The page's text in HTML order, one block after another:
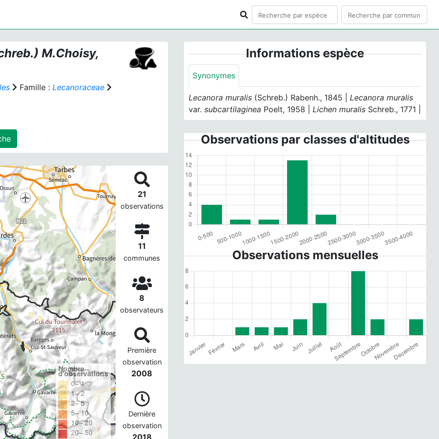
M.Choisy,
Famille : Lecanoraceae
sur cette fiche
Nombre
d'observations
0– 1
1– 2
2– 5
5– 10
10– 20
20– 50
21
observations
11
communes
8
observateurs
Première
observation
2008
Dernière
observation
2018
Informations espèce
Synonymes
Lecanora muralis (Schreb.) Rabenh., 1845 |Lecanora muralis
var. subcartilaginea Poelt, 1958 |Lichen muralis Schreb., 1771 |
Observations par classes d'altitudes
Observations mensuelles